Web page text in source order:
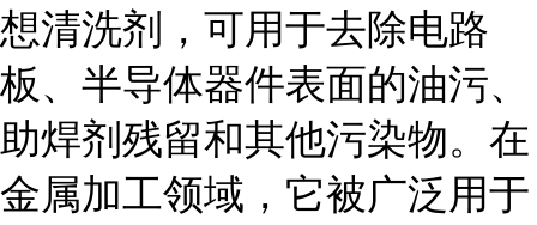
想清洗剂，可用于去除电路
板、半导体器件表面的油污、
助焊剂残留和其他污染物。在
金属加工领域，它被广泛用于